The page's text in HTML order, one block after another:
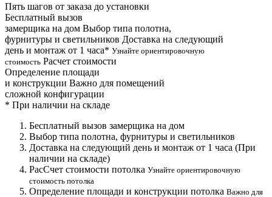
Пять шагов от заказа до установки
Бесплатный вызов
замерщика на дом Выбор типа полотна,
фурнитуры и светильников Доставка на следующий
день и монтаж от 1 часа* Узнайте ориентировочную
стоимость Расчет стоимости
Определение площади
и конструкции Важно для помещений
сложной конфигурации
* При наличии на складе
Бесплатный вызов замерщика на дом
Выбор типа полотна, фурнитуры и светильников
Доставка на следующий день и монтаж от 1 часа (При
наличии на складе)
РасСчет стоимости потолка Узнайте ориентировочную
стоимость потолка
Определение площади и конструкции потолка Важно для